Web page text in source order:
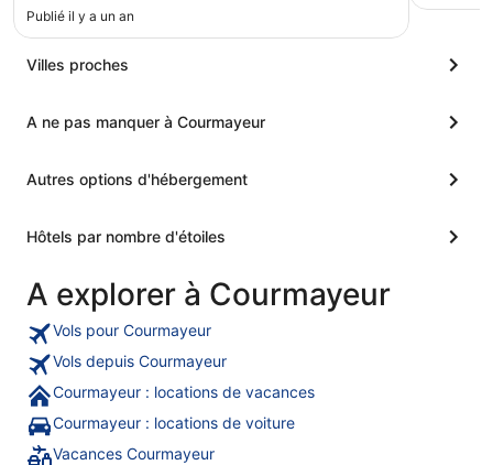
Publié il y a un an
Villes proches
A ne pas manquer à Courmayeur
Autres options d'hébergement
Hôtels par nombre d'étoiles
A explorer à Courmayeur
Vols pour Courmayeur
Vols depuis Courmayeur
Courmayeur : locations de vacances
Courmayeur : locations de voiture
Vacances Courmayeur